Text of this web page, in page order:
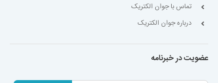
تماس با جوان الکتریک
درباره جوان الکتریک
عضویت در خبرنامه